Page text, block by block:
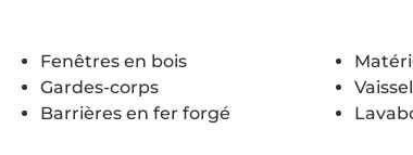
Fenêtres en bois
Gardes-corps
Barrières en fer forgé